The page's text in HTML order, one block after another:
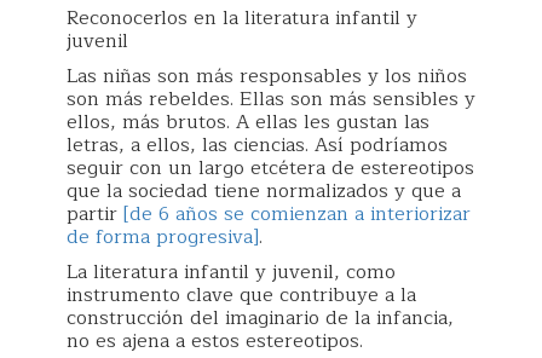
Reconocerlos en la literatura infantil y
juvenil
Las niñas son más responsables y los niños
son más rebeldes. Ellas son más sensibles y
ellos, más brutos. A ellas les gustan las
letras, a ellos, las ciencias. Así podríamos
seguir con un largo etcétera de estereotipos
que la sociedad tiene normalizados y que a
partir[de 6 años se comienzan a interiorizar
de forma progresiva].
La literatura infantil y juvenil, como
instrumento clave que contribuye a la
construcción del imaginario de la infancia,
no es ajena a estos estereotipos.